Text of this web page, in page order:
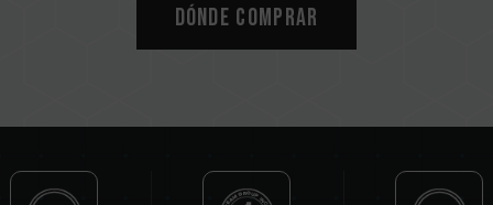
Ecológico y sostenible para la conservación
de la Tierra
Dónde comprar